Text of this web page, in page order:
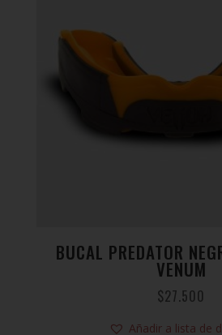
BUCAL PREDATOR
VENUM
$27.500
Añadir a lista de